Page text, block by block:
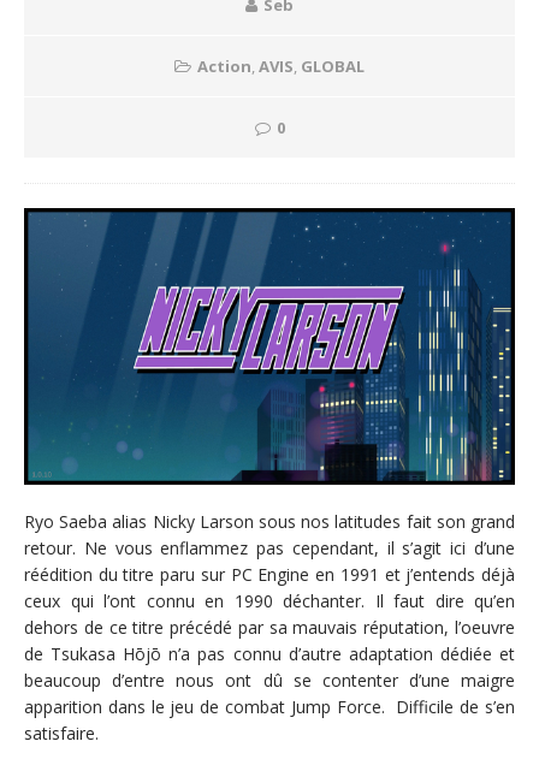
Seb
Action,AVIS, GLOBAL
0
Ryo Saeba alias Nicky Larson sous nos latitudes fait son grand
retour. Ne vous enflammez pas cependant, il s’agit ici d’une
réédition du titre paru sur PC Engine en 1991 et j’entends déjà
ceux qui l’ont connu en 1990 déchanter. Il faut dire qu’en
dehors de ce titre précédé par sa mauvais réputation, l’oeuvre
de Tsukasa Hōjō n’a pas connu d’autre adaptation dédiée et
beaucoup d’entre nous ont dû se contenter d’une maigre
apparition dans le jeu de combat Jump Force. Difficile de s’en
satisfaire.